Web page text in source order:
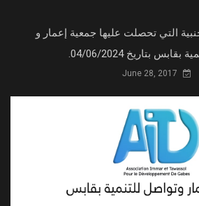
التي تحصلت عليها جمعية إعمار و
بتاريخ 04/06/2024.